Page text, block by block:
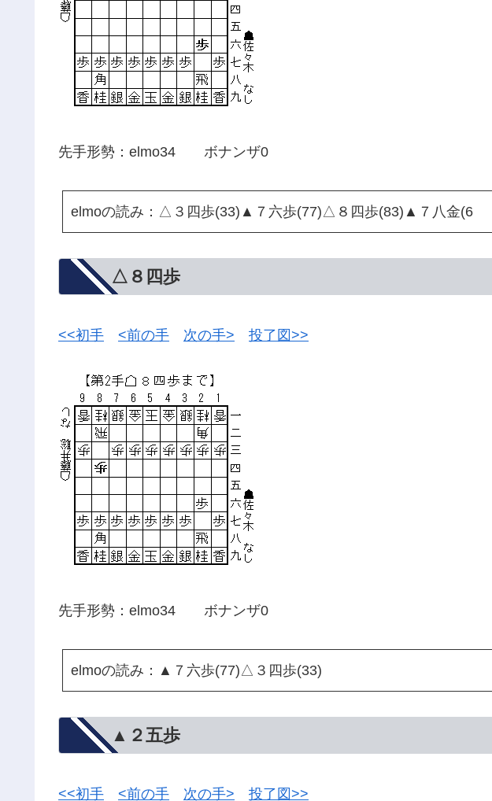
先手形勢：elmo34 ボナンザ0
elmoの読み：△３四歩(33)▲７六歩(77)△８四歩(83)▲７八金(6
△８四歩
<<初手 <前の手 次の手> 投了図>>
先手形勢：elmo34 ボナンザ0
elmoの読み：▲７六歩(77)△３四歩(33)
▲２五歩
<<初手 <前の手 次の手> 投了図>>